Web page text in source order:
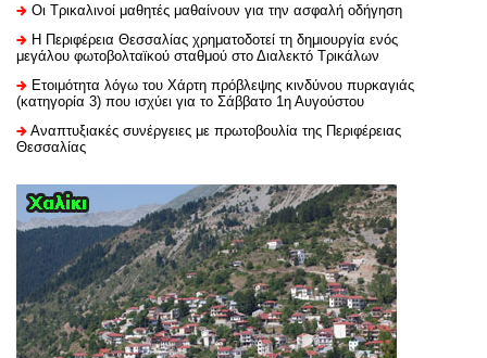
Οι Τρικαλινοί μαθητές μαθαίνουν για την ασφαλή οδήγηση
H Περιφέρεια Θεσσαλίας χρηματοδοτεί τη δημιουργία ενός
μεγάλου φωτοβολταϊκού σταθμού στο Διαλεκτό Τρικάλων
Ετοιμότητα λόγω του Χάρτη πρόβλεψης κινδύνου πυρκαγιάς
(κατηγορία 3) που ισχύει για το Σάββατο 1η Αυγούστου
Αναπτυξιακές συνέργειες με πρωτοβουλία της Περιφέρειας
Θεσσαλίας